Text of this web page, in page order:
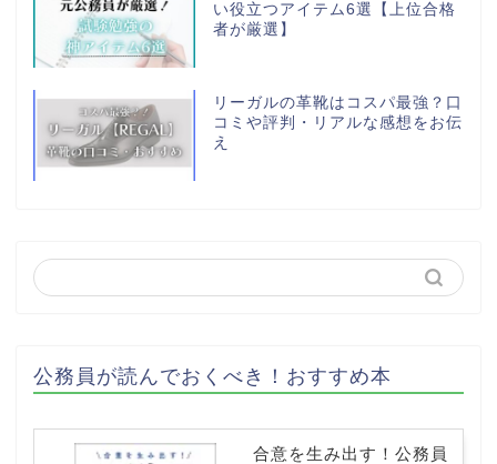
い役立つアイテム6選【上位合格
者が厳選】
リーガルの革靴はコスパ最強？口
コミや評判・リアルな感想をお伝
え
公務員が読んでおくべき！おすすめ本
合意を生み出す！公務員